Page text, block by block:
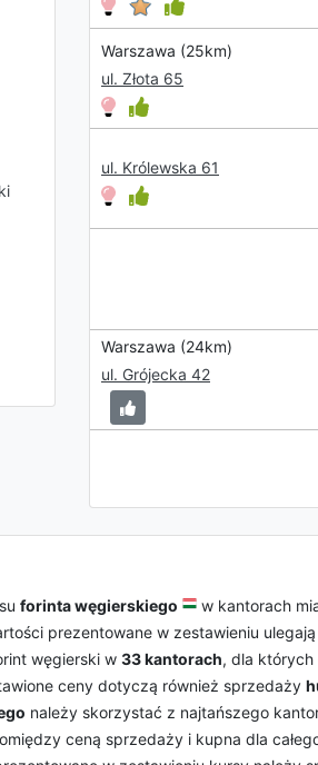
Warszawa (25km)
ul. Złota 65
ul. Królewska 61
Warszawa (24km)
ul. Grójecka 42
forinta węgierskiego w kantorach
prezentowane w zestawieniu
węgierski w 33 kantorach, dla których
ceny dotyczą również sprzedaży
należy skorzystać z najtańszego
ceną sprzedaży i kupna dla